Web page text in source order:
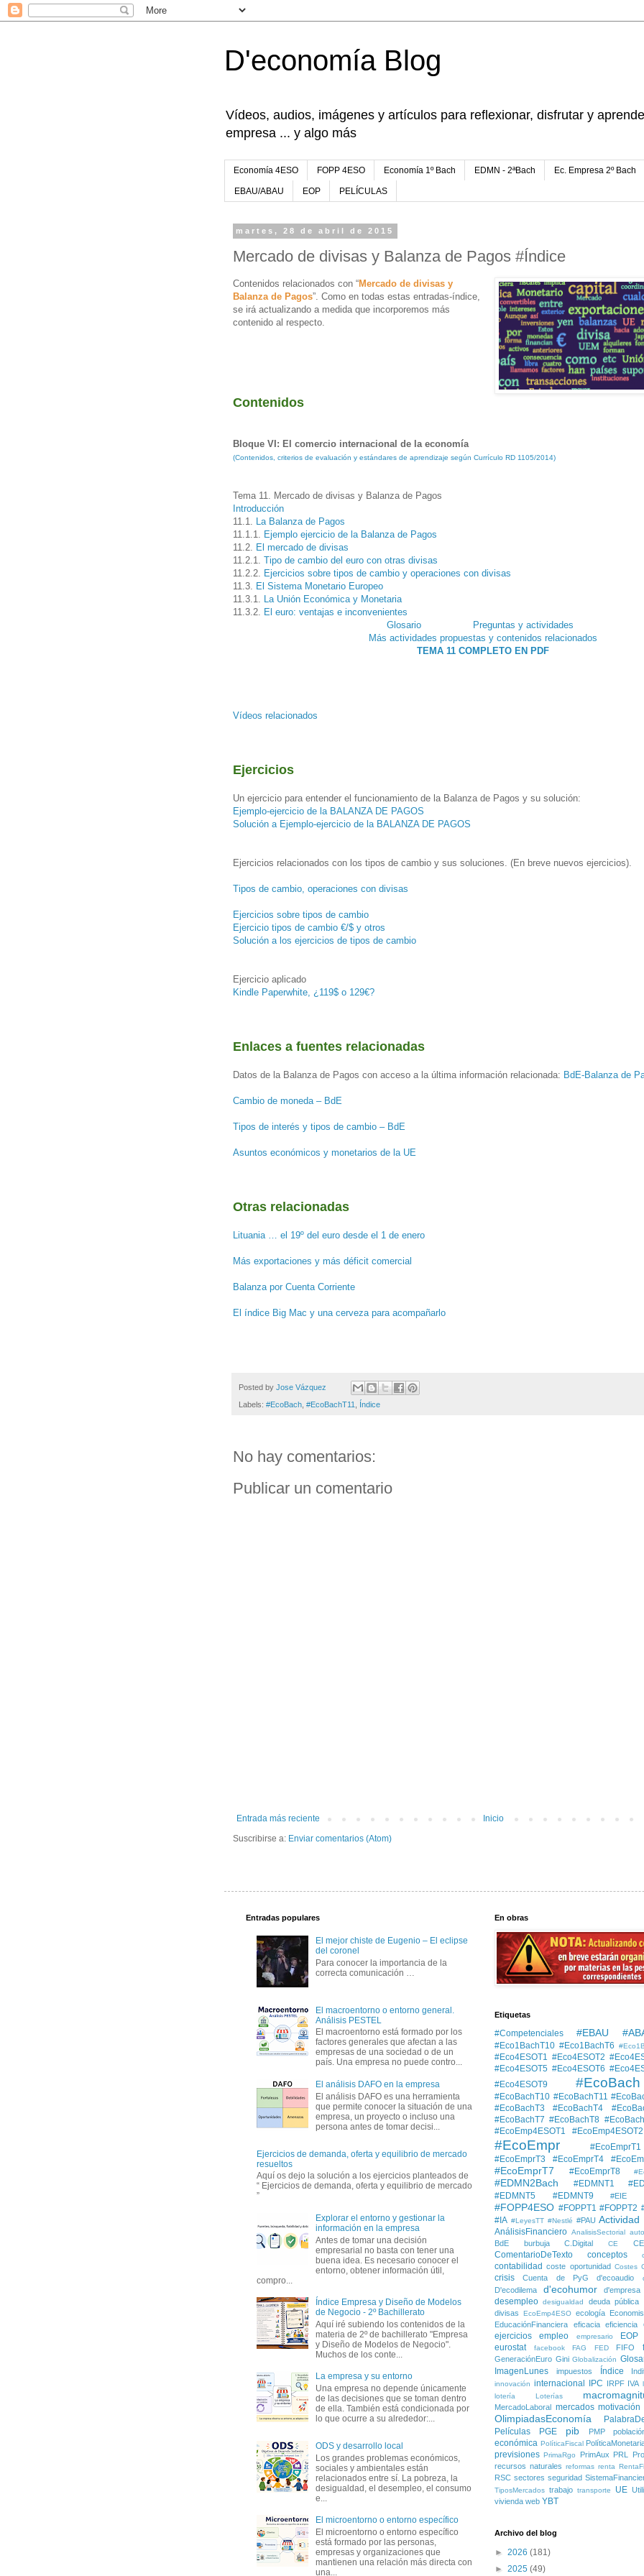
D'economía Blog
Vídeos, audios, imágenes y artículos para reflexionar, disfrutar y
empresa ... y algo más
Economía 4ESO FOPP 4ESO Economía 1º Bach EDMN - 2ªBach Ec. Empresa 2º Bach
EBAU/ABAU EOP PELÍCULAS
martes, 28 de abril de 2015
Mercado de divisas y Balanza de Pagos #Índice
Contenidos relacionados con “Mercado de divisas y
Balanza de Pagos”. Como en todas estas entradas-índice,
se irá actualizando a medida que incorporemos más
contenido al respecto.
Contenidos
Bloque VI: El comercio internacional de la economía
(Contenidos, criterios de evaluación y estándares de aprendizaje según Currículo RD 1105/2014)
Tema 11. Mercado de divisas y Balanza de Pagos
Introducción
11.1. La Balanza de Pagos
11.1.1. Ejemplo ejercicio de la Balanza de Pagos
11.2. El mercado de divisas
11.2.1. Tipo de cambio del euro con otras divisas
11.2.2. Ejercicios sobre tipos de cambio y operaciones con divisas
11.3. El Sistema Monetario Europeo
11.3.1. La Unión Económica y Monetaria
11.3.2. El euro: ventajas e inconvenientes
Glosario
Preguntas y actividades
Más actividades propuestas y contenidos relacionados
TEMA 11 COMPLETO EN PDF
Vídeos relacionados
Ejercicios
Un ejercicio para entender el funcionamiento de la Balanza de Pagos y su solución:
Ejemplo-ejercicio de la BALANZA DE PAGOS
Solución a Ejemplo-ejercicio de la BALANZA DE PAGOS
Ejercicios relacionados con los tipos de cambio y sus soluciones. (En breve nuevos ejercicios).
Tipos de cambio, operaciones con divisas
Ejercicios sobre tipos de cambio
Ejercicio tipos de cambio €/$ y otros
Solución a los ejercicios de tipos de cambio
Ejercicio aplicado
Kindle Paperwhite, ¿119$ o 129€?
Enlaces a fuentes relacionadas
Datos de la Balanza de Pagos con acceso a la última información relacionada: BdE-Balanza de
Cambio de moneda – BdE
Tipos de interés y tipos de cambio – BdE
Asuntos económicos y monetarios de la UE
Otras relacionadas
Lituania … el 19º del euro desde el 1 de enero
Más exportaciones y más déficit comercial
Balanza por Cuenta Corriente
El índice Big Mac y una cerveza para acompañarlo
Posted by Jose Vázquez
Labels: #EcoBach #EcoBachT11 Índice
No hay comentarios:
Publicar un comentario
Entrada más reciente
Inicio
Suscribirse a: Enviar comentarios (Atom)
Entradas populares
El mejor chiste de Eugenio – El eclipse
del coronel
Para conocer la importancia de la
correcta comunicación …
El macroentorno o entorno general.
Análisis PESTEL
El macroentorno está formado por los
factores generales que afectan a las
empresas de una sociedad o de un
país. Una empresa no puede contro...
El análisis DAFO en la empresa
El análisis DAFO es una herramienta
que permite conocer la situación de una
empresa, un proyecto o incluso una
persona antes de tomar decisi...
Ejercicios de demanda, oferta y equilibrio de mercado
resueltos
Aquí os dejo la solución a los ejercicios planteados de
“ Ejercicios de demanda, oferta y equilibrio de mercado
”
Explorar el entorno y gestionar la
información en la empresa
Antes de tomar una decisión
empresarial no basta con tener una
buena idea. Es necesario conocer el
entorno, obtener información útil,
compro...
Índice Empresa y Diseño de Modelos
de Negocio - 2º Bachillerato
Aquí iré subiendo los contenidos de la
materia de 2º de bachillerato "Empresa
y Diseño de Modelos de Negocio".
Muchos de los conte...
La empresa y su entorno
Una empresa no depende únicamente
de las decisiones que se toman dentro
de ella. También está condicionada por
lo que ocurre a su alrededor:...
ODS y desarrollo local
Los grandes problemas económicos,
sociales y ambientales están
relacionados entre sí. La pobreza, la
desigualdad, el desempleo, el consumo
e...
El microentorno o entorno específico
El microentorno o entorno específico
está formado por las personas,
empresas y organizaciones que
mantienen una relación más directa con
una...
En obras
Etiquetas
#Competenciales #EBAU
#Eco1BachT10 #Eco1BachT6
#Eco4ESOT1 #Eco4ESOT2
#Eco4ESOT5 #Eco4ESOT6
#Eco4ESOT9
#EcoBach
#EcoBachT10 #EcoBachT11
#EcoBachT3
#EcoBachT4
#EcoBachT7 #EcoBachT8
#EcoEmp4ESOT1
#EcoEmp4ESOT2
#EcoEmpr
#EcoEmprT1
#EcoEmprT3
#EcoEmprT4
#EcoEmprT7 #EcoEmprT8
#EDMN2Bach #EDMNT1
#EDMNT5
#EDMNT9 #EIE
#FOPP4ESO #FOPPT1 #FOPPT2
#IA #LeyesTT #Nestlé #PAU Actividad
AnálisisFinanciero AnalisisSectorial
BdE burbuja C.Digital CE
ComentarioDeTexto conceptos
contabilidad coste oportunidad Costes
crisis Cuenta de PyG d'ecoaudio
D'ecodilema d'ecohumor d'empresa
desempleo desigualdad deuda pública
divisas EcoEmp4ESO ecología
EducaciónFinanciera
eficacia eficiencia
ejercicios
empleo empresario
EOP
eurostat
facebook FAG FED FIFO
GeneraciónEuro Gini Globalización
ImagenLunes
impuestos Índice
innovación internacional IPC IRPF IVA
lotería
Loterías
MercadoLaboral mercados motivación
OlimpiadasEconomía
Películas
PGE pib PMP
económica PolíticaFiscal
previsiones PrimaRgo PrimAux PRL
recursos naturales reformas renta
RSC sectores seguridad
TiposMercados trabajo transporte UE
vivienda web YBT
Archivo del blog
► 2026 (181)
► 2025 (49)